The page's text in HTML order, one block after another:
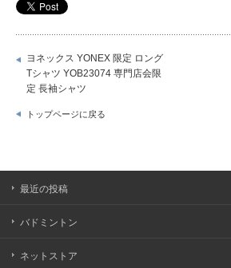
ヨネックス YONEX 限定 ロング
Tシャツ YOB23074 専門店会限
定 長袖シャツ
トップページに戻る
最近の投稿
バドミントン
ネットストア